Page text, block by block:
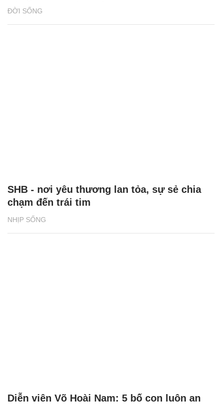
ĐỜI SỐNG
NHỊP SỐNG
SHB - nơi yêu thương lan tỏa, sự sẻ chia
chạm đến trái tim
Diễn viên Võ Hoài Nam: 5 bố con luôn an